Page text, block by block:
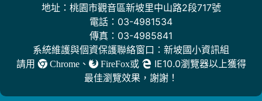
地址：桃園市觀音區新坡里中山路2段717號
電話：03-4981534
傳真：03-4985841
系統維護與個資保護聯絡窗口：新坡國小資訊組
請用
Chrome、 FireFox或
IE10.0瀏覽器以上獲得
最佳瀏覽效果，謝謝！